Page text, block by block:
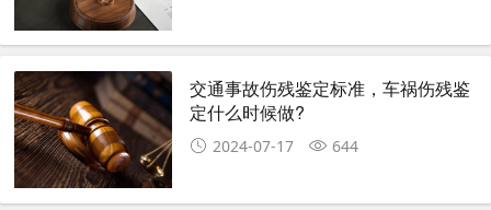
交通事故伤残鉴定标准，车祸伤残鉴
定什么时候做?
2024-07-17 644